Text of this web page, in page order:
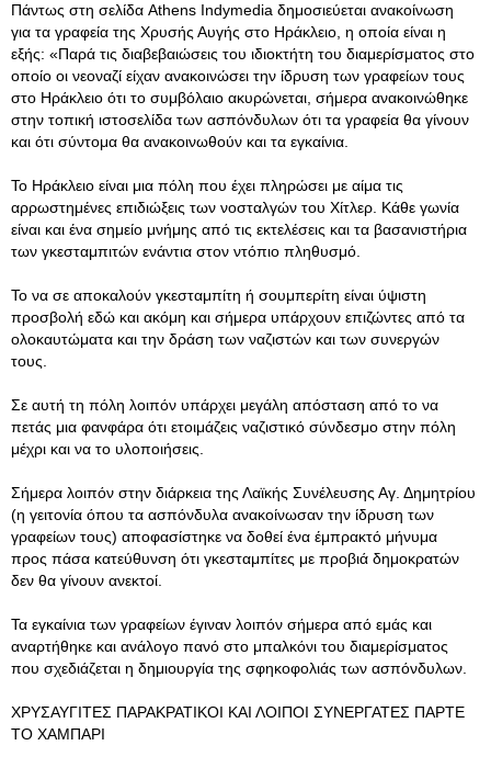
Πάντως στη σελίδα Athens Indymedia δημοσιεύεται ανακοίνωση
για τα γραφεία της Χρυσής Αυγής στο Ηράκλειο, η οποία είναι η
εξής: «Παρά τις διαβεβαιώσεις του ιδιοκτήτη του διαμερίσματος στο
οποίο οι νεοναζί είχαν ανακοινώσει την ίδρυση των γραφείων τους
στο Ηράκλειο ότι το συμβόλαιο ακυρώνεται, σήμερα ανακοινώθηκε
στην τοπική ιστοσελίδα των ασπόνδυλων ότι τα γραφεία θα γίνουν
και ότι σύντομα θα ανακοινωθούν και τα εγκαίνια.
Το Ηράκλειο είναι μια πόλη που έχει πληρώσει με αίμα τις
αρρωστημένες επιδιώξεις των νοσταλγών του Χίτλερ. Κάθε γωνία
είναι και ένα σημείο μνήμης από τις εκτελέσεις και τα βασανιστήρια
των γκεσταμπιτών ενάντια στον ντόπιο πληθυσμό.
Το να σε αποκαλούν γκεσταμπίτη ή σουμπερίτη είναι ύψιστη
προσβολή εδώ και ακόμη και σήμερα υπάρχουν επιζώντες από τα
ολοκαυτώματα και την δράση των ναζιστών και των συνεργών
τους.
Σε αυτή τη πόλη λοιπόν υπάρχει μεγάλη απόσταση από το να
πετάς μια φανφάρα ότι ετοιμάζεις ναζιστικό σύνδεσμο στην πόλη
μέχρι και να το υλοποιήσεις.
Σήμερα λοιπόν στην διάρκεια της Λαϊκής Συνέλευσης Αγ. Δημητρίου
(η γειτονία όπου τα ασπόνδυλα ανακοίνωσαν την ίδρυση των
γραφείων τους) αποφασίστηκε να δοθεί ένα έμπρακτό μήνυμα
προς πάσα κατεύθυνση ότι γκεσταμπίτες με προβιά δημοκρατών
δεν θα γίνουν ανεκτοί.
Τα εγκαίνια των γραφείων έγιναν λοιπόν σήμερα από εμάς και
αναρτήθηκε και ανάλογο πανό στο μπαλκόνι του διαμερίσματος
που σχεδιάζεται η δημιουργία της σφηκοφολιάς των ασπόνδυλων.
ΧΡΥΣΑΥΓΙΤΕΣ ΠΑΡΑΚΡΑΤΙΚΟΙ ΚΑΙ ΛΟΙΠΟΙ ΣΥΝΕΡΓΑΤΕΣ ΠΑΡΤΕ
ΤΟ ΧΑΜΠΑΡΙ